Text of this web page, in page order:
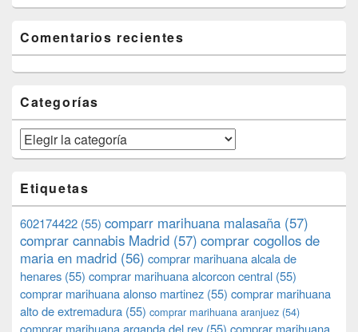
Comentarios recientes
Categorías
Categorías
Etiquetas
602174422 (55) comparr marihuana malasaña (57)
comprar cannabis Madrid (57) comprar cogollos de
maria en madrid (56) comprar marihuana alcala de
henares (55) comprar marihuana alcorcon central (55)
comprar marihuana alonso martinez (55) comprar marihuana
alto de extremadura (55) comprar marihuana aranjuez (54)
comprar marihuana arganda del rey (55) comprar marihuana